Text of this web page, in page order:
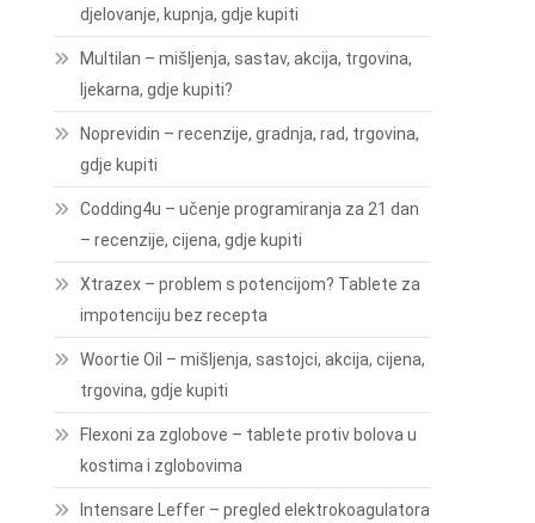
djelovanje, kupnja, gdje kupiti
Multilan – mišljenja, sastav, akcija, trgovina,
ljekarna, gdje kupiti?
Noprevidin – recenzije, gradnja, rad, trgovina,
gdje kupiti
Codding4u – učenje programiranja za 21 dan
– recenzije, cijena, gdje kupiti
Xtrazex – problem s potencijom? Tablete za
impotenciju bez recepta
Woortie Oil – mišljenja, sastojci, akcija, cijena,
trgovina, gdje kupiti
Flexoni za zglobove – tablete protiv bolova u
kostima i zglobovima
Intensare Leffer – pregled elektrokoagulatora